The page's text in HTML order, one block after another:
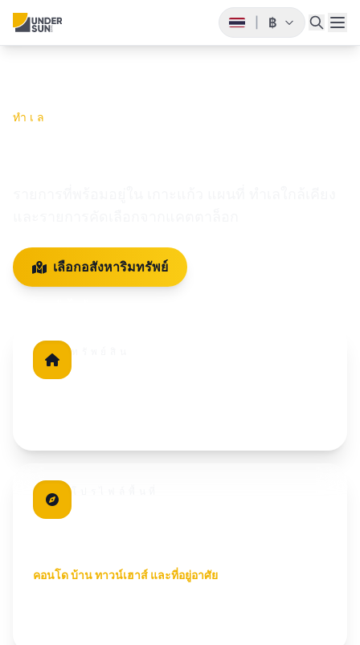
฿
ทำเล
เลือกอสังหาริมทรัพย์
คอนโด บ้าน ทาวน์เฮาส์ และที่อยู่อาศัย